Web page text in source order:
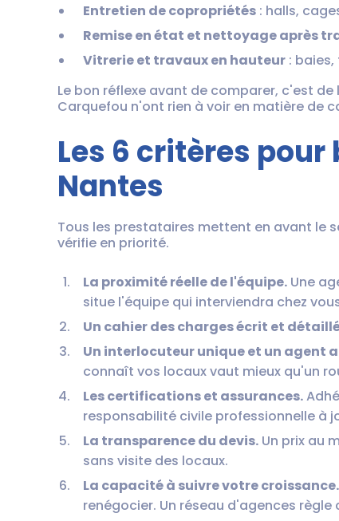
Entretien de copropriétés : halls,
Remise en état et nettoyage après
Vitrerie et travaux en hauteur :
Le bon réflexe avant de comparer, c'est
Carquefou n'ont rien à voir en matière de
Les 6 critères
Nantes
Tous les prestataires mettent en avant le
vérifie en priorité.
La proximité réelle de l'équipe. Une
situe l'équipe qui interviendra chez
Un cahier des charges écrit et
Un interlocuteur unique et un agent
connaît vos locaux vaut mieux qu'un
Les certifications et assurances.
responsabilité civile professionnelle à
La transparence du devis. Un prix au
sans visite des locaux.
La capacité à suivre votre croissance.
renégocier. Un réseau d'agences règle